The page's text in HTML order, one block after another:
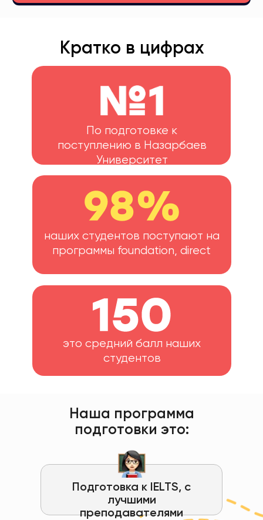
По подготовке к
поступлению в Назарбаев
Университет
наших студентов поступают на
программы foundation, direct
Кратко в цифрах
это средний балл наших
студентов
Подготовка к IELTS, с
лучшими
преподавателями
Наша программа
подготовки это:
Оставить заявку